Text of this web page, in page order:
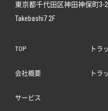
東京都千代田区神田神保町3-
Takebashi7 2F
TOP
会社概要
サービス
トラ
トラ